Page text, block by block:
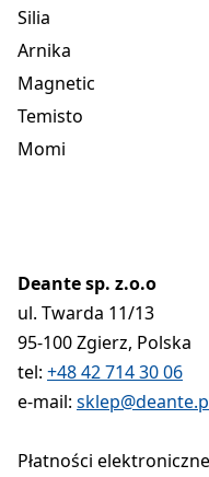
Silia
Arnika
Magnetic
Temisto
Momi
Deante sp. z.o.o
ul. Twarda 11/13
95-100 Zgierz, Polska
tel: +48 42 714 30 06
e-mail:
Płatności